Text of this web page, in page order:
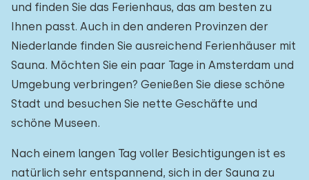
und finden Sie das Ferienhaus, das am besten zu
Ihnen passt. Auch in den anderen Provinzen der
Niederlande finden Sie ausreichend Ferienhäuser mit
Sauna. Möchten Sie ein paar Tage in Amsterdam und
Umgebung verbringen? Genießen Sie diese schöne
Stadt und besuchen Sie nette Geschäfte und
schöne Museen.
Nach einem langen Tag voller Besichtigungen ist es
natürlich sehr entspannend, sich in der Sauna zu